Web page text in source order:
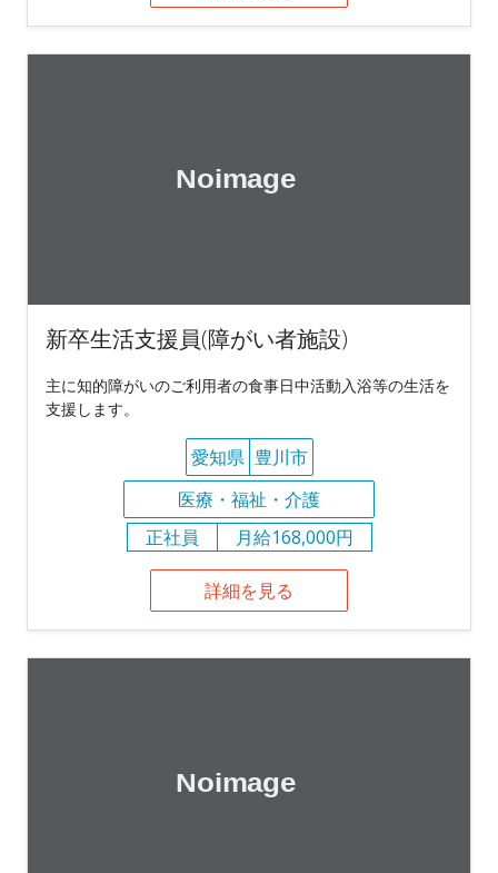
新卒生活支援員(障がい者施設)
主に知的障がいのご利用者の食事日中活動入浴等の生活を
支援します。
愛知県 豊川市
医療・福祉・介護
正社員
月給168,000円
詳細を見る